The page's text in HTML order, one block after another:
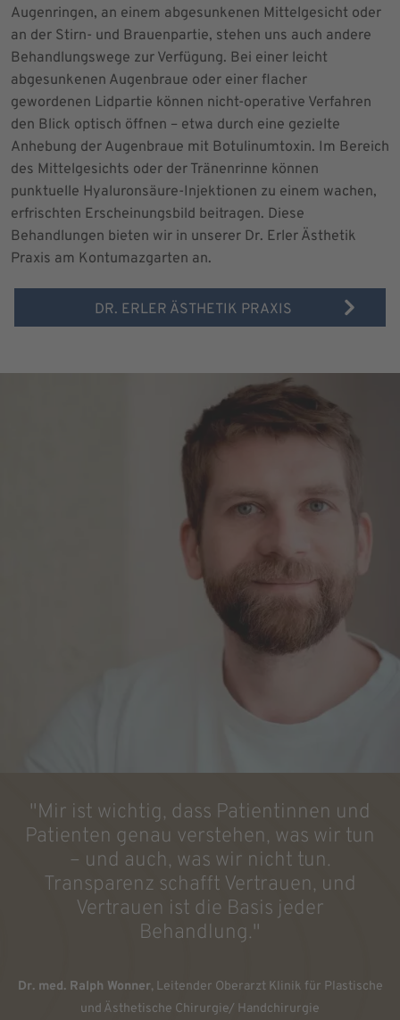
Augenringen, an einem abgesunkenen Mittelgesicht oder
an der Stirn- und Brauenpartie, stehen uns auch andere
Behandlungswege zur Verfügung. Bei einer leicht
abgesunkenen Augenbraue oder einer flacher
gewordenen Lidpartie können nicht-operative Verfahren
den Blick optisch öffnen – etwa durch eine gezielte
Anhebung der Augenbraue mit Botulinumtoxin. Im Bereich
des Mittelgesichts oder der Tränenrinne können
punktuelle Hyaluronsäure-Injektionen zu einem wachen,
erfrischten Erscheinungsbild beitragen. Diese
Behandlungen bieten wir in unserer Dr. Erler Ästhetik
Praxis am Kontumazgarten an.
DR. ERLER ÄSTHETIK PRAXIS
"Mir ist wichtig, dass Patientinnen und
Patienten genau verstehen, was wir tun
– und auch, was wir nicht tun.
Transparenz schafft Vertrauen, und
Vertrauen ist die Basis jeder
Behandlung."
Dr. med. Ralph Wonner, Leitender Oberarzt Klinik für Plastische
und Ästhetische Chirurgie/ Handchirurgie